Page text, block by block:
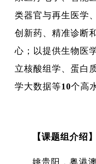
类器官与再生医学
创新药、精准诊断
心；以提供生物医
立核酸组学、蛋白
学大数据等10个高
【课题组介绍】
姚贵阳，粤港